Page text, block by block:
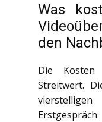
Was
den
Die
Streitwert.